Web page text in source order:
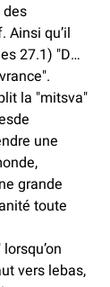
Ainsi qu’il
27.1) "D…
la "mitsva"
une
grande
toute
vers lebas,